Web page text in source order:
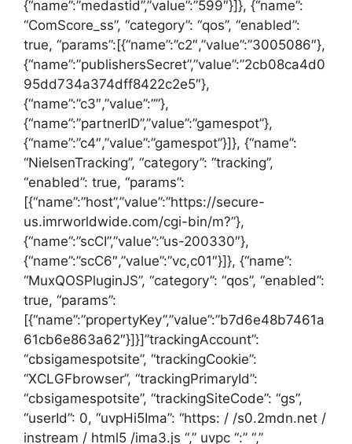
{“name”:”medastid”,”value”:”599″}]}, {“name”:
“ComScore_ss”, “category”: “qos”, “enabled”:
true, “params”:[{“name”:”c2″,”value”:”3005086″},
{“name”:”publishersSecret”,”value”:”2cb08ca4d0
95dd734a374dff8422c2e5″},
{“name”:”c3″,”value”:””},
{“name”:”partnerID”,”value”:”gamespot”},
{“name”:”c4″,”value”:”gamespot”}]}, {“name”:
“NielsenTracking”, “category”: “tracking”,
“enabled”: true, “params”:
[{“name”:”host”,”value”:”https://secure-
us.imrworldwide.com/cgi-bin/m?”},
{“name”:”scCI”,”value”:”us-200330″},
{“name”:”scC6″,”value”:”vc,c01″}]}, {“name”:
“MuxQOSPluginJS”, “category”: “qos”, “enabled”:
true, “params”:
[{“name”:”propertyKey”,”value”:”b7d6e48b7461a
61cb6e863a62″}]}]”trackingAccount”:
“cbsigamespotsite”, “trackingCookie”:
“XCLGFbrowser”, “trackingPrimaryId”:
“cbsigamespotsite”, “trackingSiteCode”: “gs”,
“userId”: 0, “uvpHi5Ima”: “https: / /s0.2mdn.net /
instream / html5 /ima3.js “,” uvpc “:” “,”